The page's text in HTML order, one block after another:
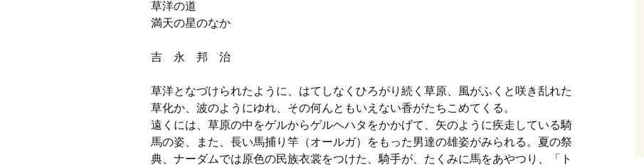
草洋の道
満天の星のなか
吉 永 邦 治
草洋となづけられたように、はてしなくひろがり続く草原、風がふくと咲き乱れた
草化か、波のようにゆれ、その何んともいえない香がたちこめてくる。
遠くには、草原の中をゲルからゲルヘハタをかかげて、矢のように疾走している騎
馬の姿、また、長い馬捕り竿（オールガ）をもった男達の雄姿がみられる。夏の祭
典、ナーダムでは原色の民族衣裳をつけた、騎手が、たくみに馬をあやつり、「ト